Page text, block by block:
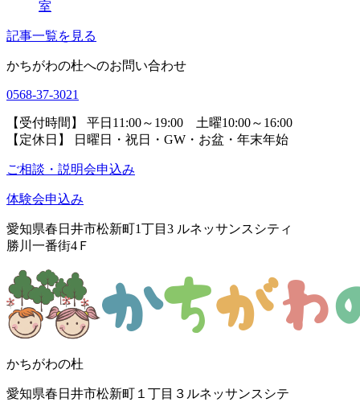
室
記事一覧を見る
かちがわの杜へのお問い合わせ
0568-37-3021
【受付時間】 平日11:00～19:00 土曜10:00～16:00
【定休日】 日曜日・祝日・GW・お盆・年末年始
ご相談・説明会申込み
体験会申込み
愛知県春日井市松新町1丁目3 ルネッサンスシティ
勝川一番街4Ｆ
かちがわの杜
愛知県春日井市松新町１丁目３ ルネッサンスシテ